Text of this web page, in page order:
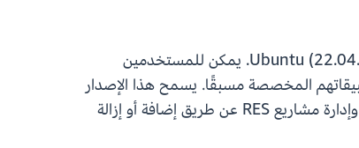
يوفر RES على AWS 2024.06 الآن للمستخدمين القدرة على تشغيل أجهزة سطح المكتب الافتراضي باستخدام Ubuntu (22.04.3 - LTS). يمكن للمستخدمين
المخصصة مسبقًا. يسمح هذا الإصدار
الأخير أيضًا لمسؤولي RES بتعيين أفراد معينين في بيئتهم كمالكين للمشروع. يمكن لمالكي المشاريع المساعدة في إدارة وإدارة مشاريع RES عن طريق إضافة أو إزالة